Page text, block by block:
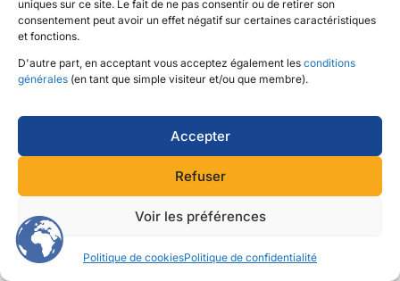
uniques sur ce site. Le fait de ne pas consentir ou de retirer son
consentement peut avoir un effet négatif sur certaines caractéristiques
et fonctions.
D'autre part, en acceptant vous acceptez également les conditions
générales (en tant que simple visiteur et/ou que membre).
Accepter
Refuser
Voir les préférences
Politique de cookiesPolitique de confidentialité
BIENVENUE SUR LE FORUM DU GROUPE PAROLES DE
ROTARIEN(NE)S
Vous devez être connecté.e pour répondre à ce sujet.
Copyright © 2026
Rotary Club de Grand Baie